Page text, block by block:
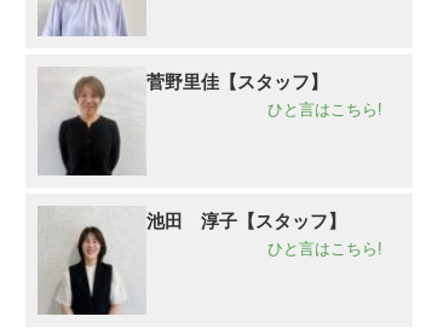
菅野里佳【スタッフ】
ひと言はこちら!
池田 淳子【スタッフ】
ひと言はこちら!